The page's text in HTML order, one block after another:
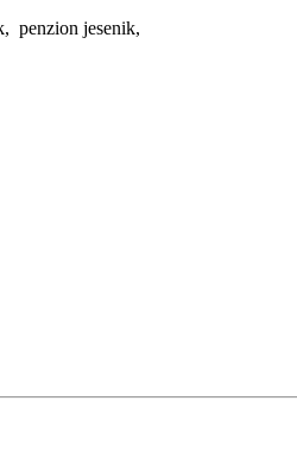
penzion jesenik,